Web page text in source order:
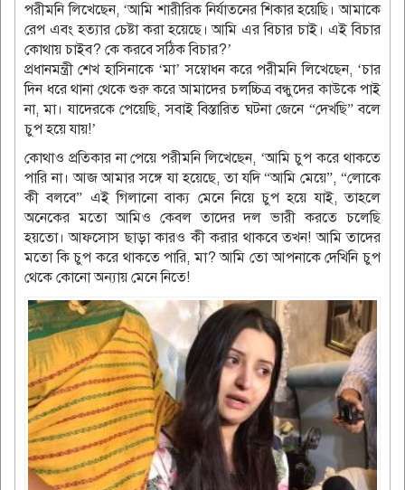
পরীমনি লিখেছেন, ‘আমি শারীরিক নির্যাতনের শিকার হয়েছি। আমাকে
রেপ এবং হত্যার চেষ্টা করা হয়েছে। আমি এর বিচার চাই। এই বিচার
কোথায় চাইব? কে করবে সঠিক বিচার?’
প্রধানমন্ত্রী শেখ হাসিনাকে ‘মা’ সম্বোধন করে পরীমনি লিখেছেন, ‘চার
দিন ধরে থানা থেকে শুরু করে আমাদের চলচ্চিত্র বন্ধুদের কাউকে পাই
না, মা। যাদেরকে পেয়েছি, সবাই বিস্তারিত ঘটনা জেনে “দেখছি” বলে
চুপ হয়ে যায়!’
কোথাও প্রতিকার না পেয়ে পরীমনি লিখেছেন, ‘আমি চুপ করে থাকতে
পারি না। আজ আমার সঙ্গে যা হয়েছে, তা যদি “আমি মেয়ে”, “লোকে
কী বলবে” এই গিলানো বাক্য মেনে নিয়ে চুপ হয়ে যাই, তাহলে
অনেকের মতো আমিও কেবল তাদের দল ভারী করতে চলেছি
হয়তো। আফসোস ছাড়া কারও কী করার থাকবে তখন! আমি তাদের
মতো কি চুপ করে থাকতে পারি, মা? আমি তো আপনাকে দেখিনি চুপ
থেকে কোনো অন্যায় মেনে নিতে!